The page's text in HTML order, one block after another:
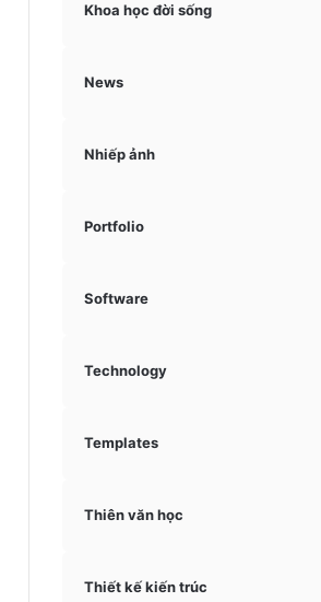
Khoa học đời sống
News
Nhiếp ảnh
Portfolio
Software
Technology
Templates
Thiên văn học
Thiết kế kiến trúc